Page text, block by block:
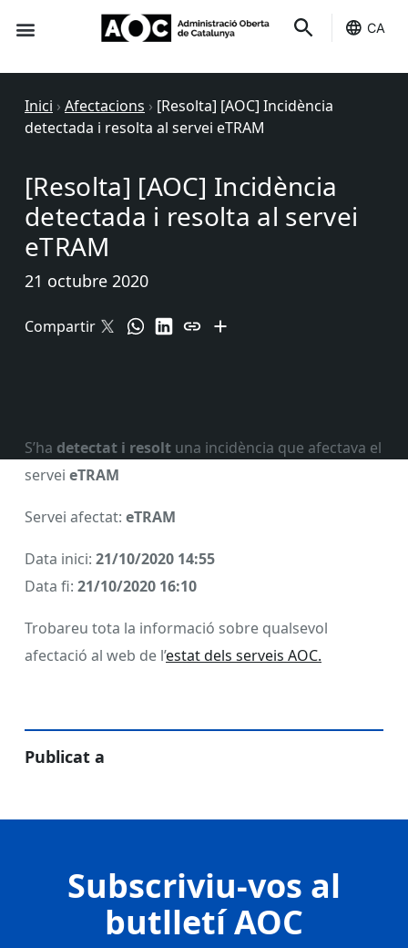
CA
Inici › Afectacions › [Resolta] [AOC] Incidència
detectada i resolta al servei eTRAM
[Resolta] [AOC] Incidència
detectada i resolta al servei
eTRAM
21 octubre 2020
Compartir
S’ha detectat i resolt una incidència que afectava el
servei eTRAM
Servei afectat: eTRAM
Data inici: 21/10/2020 14:55
Data fi: 21/10/2020 16:10
Trobareu tota la informació sobre qualsevol
afectació al web de l’estat dels serveis AOC.
Publicat a
Subscriviu-vos al
butlletí AOC